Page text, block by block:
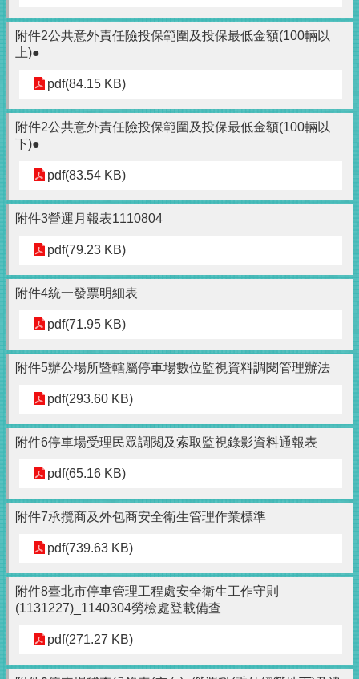
附件2公共意外責任險投保範圍及投保最低金額(100輛以
上)●
pdf(84.15 KB)
附件2公共意外責任險投保範圍及投保最低金額(100輛以
下)●
pdf(83.54 KB)
附件3營運月報表1110804
pdf(79.23 KB)
附件4統一發票明細表
pdf(71.95 KB)
附件5辦公場所暨轄屬停車場數位監視資料調閱管理辦法
pdf(293.60 KB)
附件6停車場受理民眾調閱及索取監視錄影資料通報表
pdf(65.16 KB)
附件7承攬商及外包商安全衛生管理作業標準
pdf(739.63 KB)
附件8臺北市停車管理工程處安全衛生工作守則
(1131227)_1140304勞檢處登載備查
pdf(271.27 KB)